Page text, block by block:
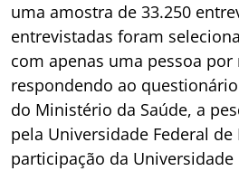
uma amostra de 33.250
entrevistadas foram
com apenas uma pessoa por
respondendo ao
do Ministério da Saúde, a
pela Universidade Federal de
participação da Universidade